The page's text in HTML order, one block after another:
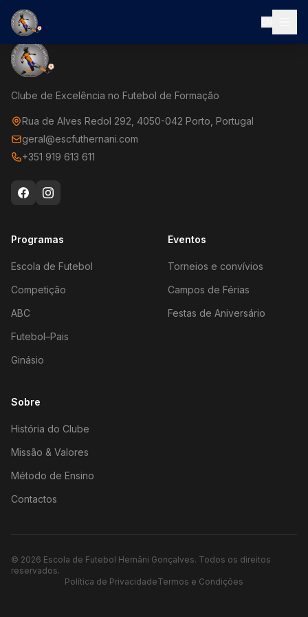
Clube de Excelência no Futebol de Formação
Rua de Alves Redol 292, 4050-042 Porto, Portugal
geral@escfuthernani.com
+351 919 613 611
Programas
Escola de Futebol
Competição
ABC
Futebol–Pais
Ginásio
Eventos
Torneios e convívios
Campos de Férias
Festas de Aniversário
Sobre
História do Clube
Missão & Valores
Método de Ensino
Contactos
© 2026 Escola de Futebol Hernâni Gonçalves. Todos os direitos
reservados.
Política de PrivacidadeTermos e Condições